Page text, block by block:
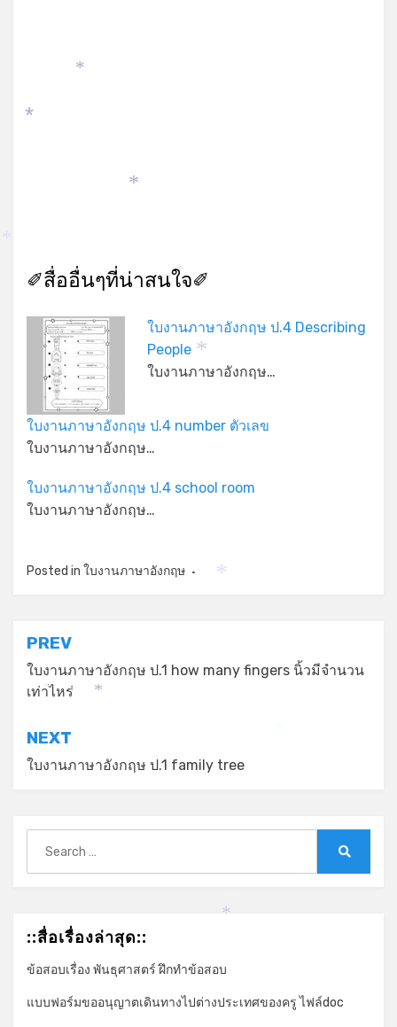
✐สื่ออื่นๆที่น่าสนใจ✐
ใบงานภาษาอังกฤษ ป.4 Describing
People
ใบงานภาษาอังกฤษ…
ใบงานภาษาอังกฤษ ป.4 number ตัวเลข
ใบงานภาษาอังกฤษ…
ใบงานภาษาอังกฤษ ป.4 school room
ใบงานภาษาอังกฤษ…
Posted in ใบงานภาษาอังกฤษ
แนะแนว
เรื่อง
PREV
ใบงานภาษาอังกฤษ ป.1 how many fingers นิ้วมีจำนวน
เท่าไหร่
NEXT
ใบงานภาษาอังกฤษ ป.1 family tree
for:
::สื่อเรื่องล่าสุด::
ข้อสอบเรื่อง พันธุศาสตร์ ฝึกทำข้อสอบ
แบบฟอร์มขออนุญาตเดินทางไปต่างประเทศของครู ไฟล์doc
*
*
*
*